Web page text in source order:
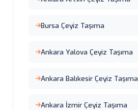
Bursa Çeyiz Taşıma
Ankara Yalova Çeyiz Taşıma
Ankara Balıkesir Çeyiz Taşıma
Ankara İzmir Çeyiz Taşıma